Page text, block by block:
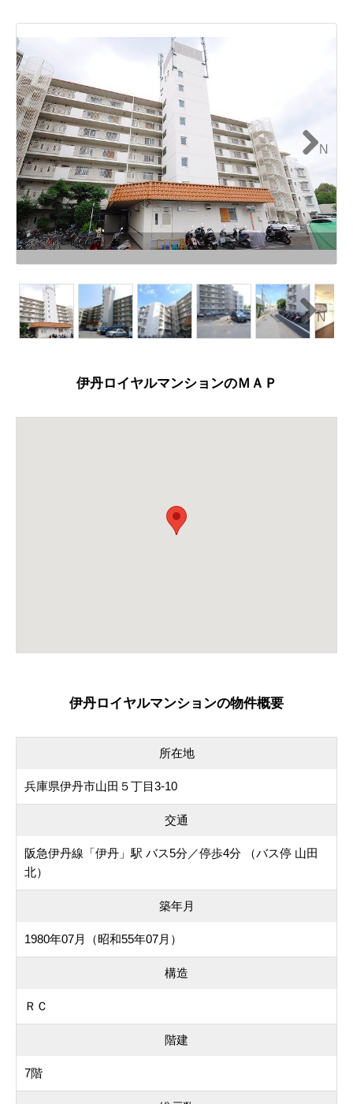
N
N
ext
伊丹ロイヤルマンションのＭＡＰ
伊丹ロイヤルマンションの物件概要
所在地
兵庫県伊丹市山田５丁目3-10
交通
阪急伊丹線「伊丹」駅 バス5分／停歩4分 （バス停 山田
北）
築年月
1980年07月（昭和55年07月）
構造
ＲＣ
階建
7階